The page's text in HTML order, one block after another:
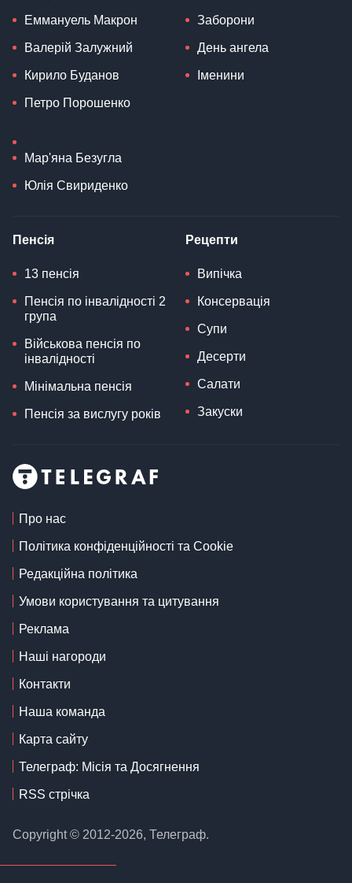
Еммануель Макрон
Валерій Залужний
Кирило Буданов
Петро Порошенко
Мар'яна Безугла
Юлія Свириденко
Заборони
День ангела
Іменини
Пенсія
13 пенсія
Пенсія по інвалідності 2
група
Військова пенсія по
інвалідності
Мінімальна пенсія
Пенсія за вислугу років
Рецепти
Випічка
Консервація
Супи
Десерти
Салати
Закуски
Про нас
Політика конфіденційності та Cookie
Редакційна політика
Умови користування та цитування
Реклама
Наші нагороди
Контакти
Наша команда
Карта сайту
Телеграф: Місія та Досягнення
RSS стрічка
Copyright © 2012-2026, Телеграф.